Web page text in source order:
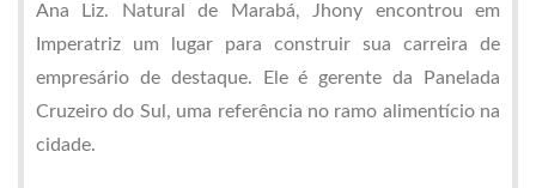
Ana Liz. Natural de Marabá, Jhony encontrou em
Imperatriz um lugar para construir sua carreira de
empresário de destaque. Ele é gerente da Panelada
Cruzeiro do Sul, uma referência no ramo alimentício na
cidade.